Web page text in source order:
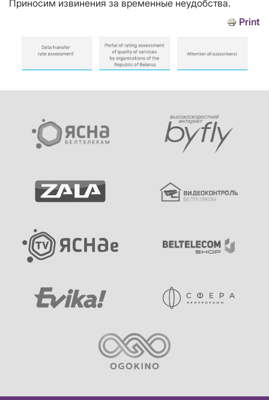
Приносим извинения за временные неудобства.
Print